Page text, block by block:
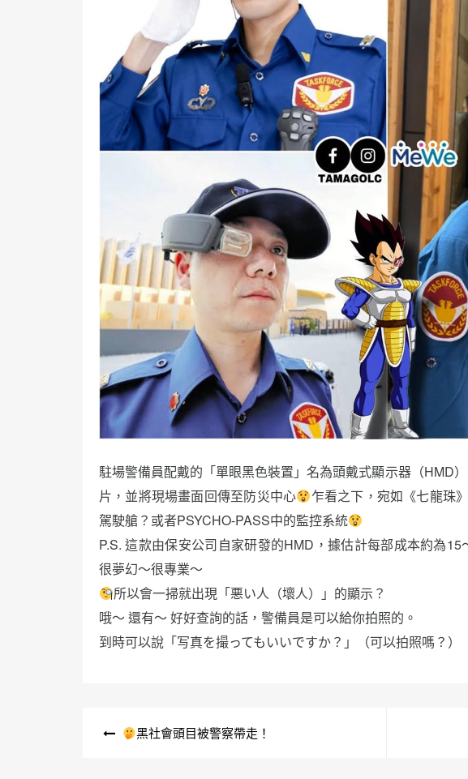
駐場警備員配戴的「單眼黑色裝置」名為頭戴式顯示器（HMD
片，並將現場畫面回傳至防災中心
乍看之下，宛如《七龍珠
駕駛艙？或者PSYCHO-PASS中的監控系統
P.S. 這款由保安公司自家研發的HMD，據估計每部成本約為
很夢幻～很專業～
所以會一掃就出現「悪い人（壞人）」的顯示？
哦～ 還有～ 好好查詢的話，警備員是可以給你拍照的。
到時可以說「写真を撮ってもいいですか？」（可以拍照嗎？）
黑社會頭目被警察帶走！